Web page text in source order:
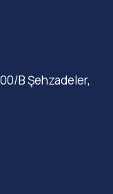
B Şehzadeler,